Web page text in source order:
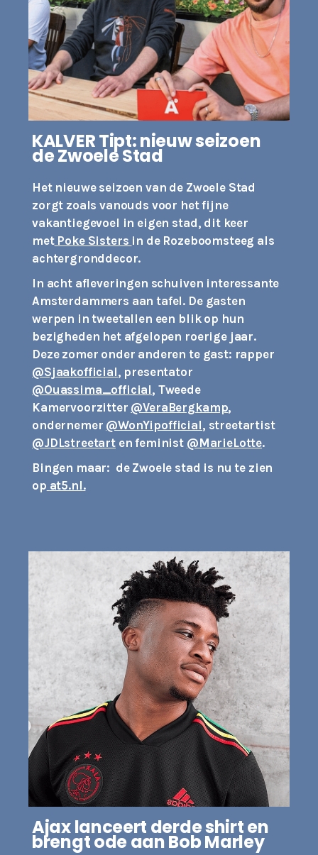
KALVER Tipt: nieuw seizoen
de Zwoele Stad
Het nieuwe seizoen van de Zwoele Stad
zorgt zoals vanouds voor het fijne
vakantiegevoel in eigen stad, dit keer
met Poke Sisters in de Rozeboomsteeg als
achtergronddecor.
In acht afleveringen schuiven interessante
Amsterdammers aan tafel. De gasten
werpen in tweetallen een blik op hun
bezigheden het afgelopen roerige jaar.
Deze zomer onder anderen te gast: rapper
@Sjaakofficial, presentator
@Ouassima_official, Tweede
Kamervoorzitter @VeraBergkamp,
ondernemer @WonYipofficial, streetartist
@JDLstreetarten feminist @MarieLotte.
Bingen maar: de Zwoele stad is nu te zien
op at5.nl.
Ajax lanceert derdeshirt en
brengt ode aan Bob Marley